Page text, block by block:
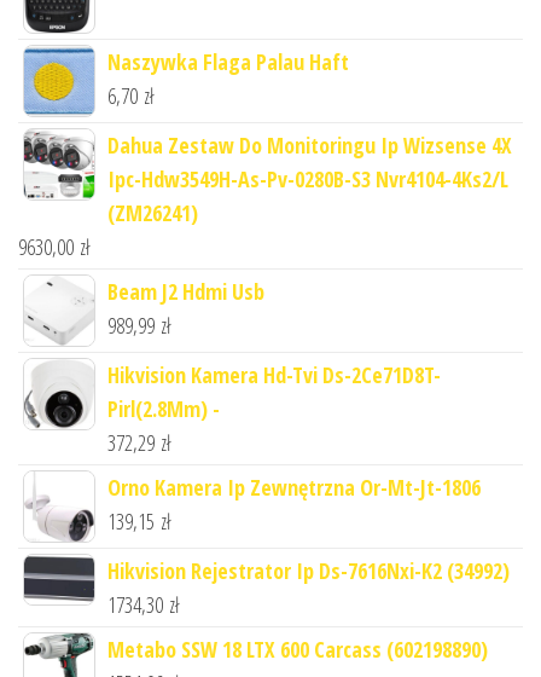
Naszywka Flaga Palau Haft
6,70 zł
Dahua Zestaw Do Monitoringu Ip Wizsense 4X
Ipc-Hdw3549H-As-Pv-0280B-S3 Nvr4104-4Ks2/L
(ZM26241)
9630,00 zł
Beam J2 Hdmi Usb
989,99 zł
Hikvision Kamera Hd-Tvi Ds-2Ce71D8T-
Pirl(2.8Mm) -
372,29 zł
Orno Kamera Ip Zewnętrzna Or-Mt-Jt-1806
139,15 zł
Hikvision Rejestrator Ip Ds-7616Nxi-K2 (34992)
1734,30 zł
Metabo SSW 18 LTX 600 Carcass (602198890)